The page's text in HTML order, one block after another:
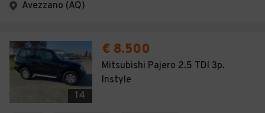
Avezzano (AQ)
14
€ 8.500
Mitsubishi Pajero 2.5 TDI 3p.
Instyle